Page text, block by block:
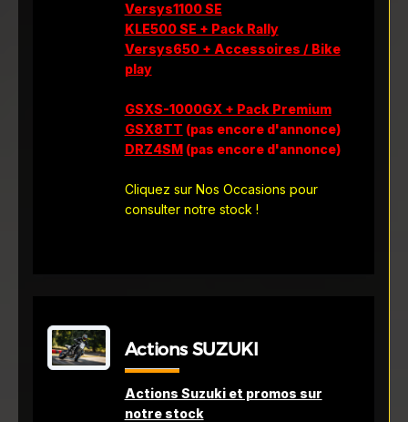
Versys1100 SE
KLE500 SE + Pack Rally
Versys650 + Accessoires / Bike
play
GSXS-1000GX + Pack Premium
GSX8TT (pas encore d'annonce)
DRZ4SM(pas encore d'annonce)
Cliquez sur Nos Occasions pour
consulter notre stock !
Actions SUZUKI
Actions Suzuki et promos sur
notre stock